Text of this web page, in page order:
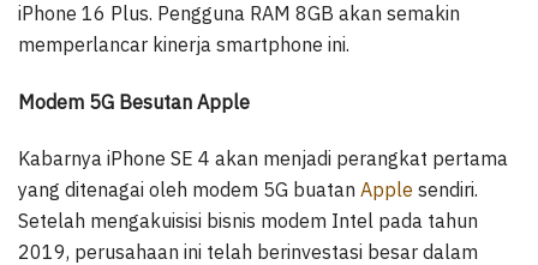
iPhone 16 Plus. Pengguna RAM 8GB akan semakin
memperlancar kinerja smartphone ini.
Modem 5G Besutan Apple
Kabarnya iPhone SE 4 akan menjadi perangkat pertama
yang ditenagai oleh modem 5G buatan Apple sendiri.
Setelah mengakuisisi bisnis modem Intel pada tahun
2019, perusahaan ini telah berinvestasi besar dalam